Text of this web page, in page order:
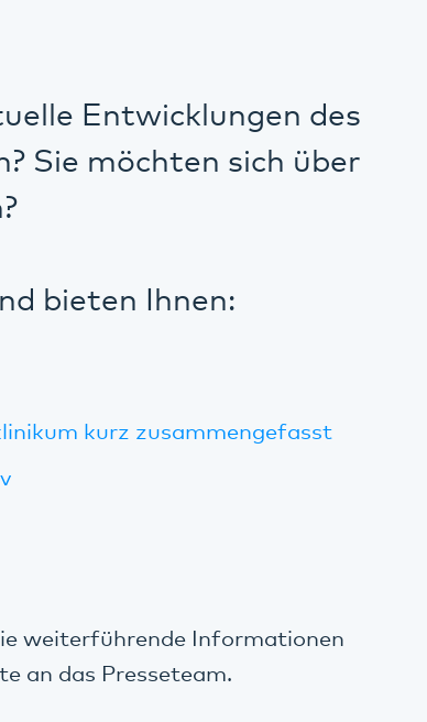
Entwicklungen des
Sie möchten sich über
bieten Ihnen:
kurz zusammengefasst
weiterführende Informationen
an das Presseteam.